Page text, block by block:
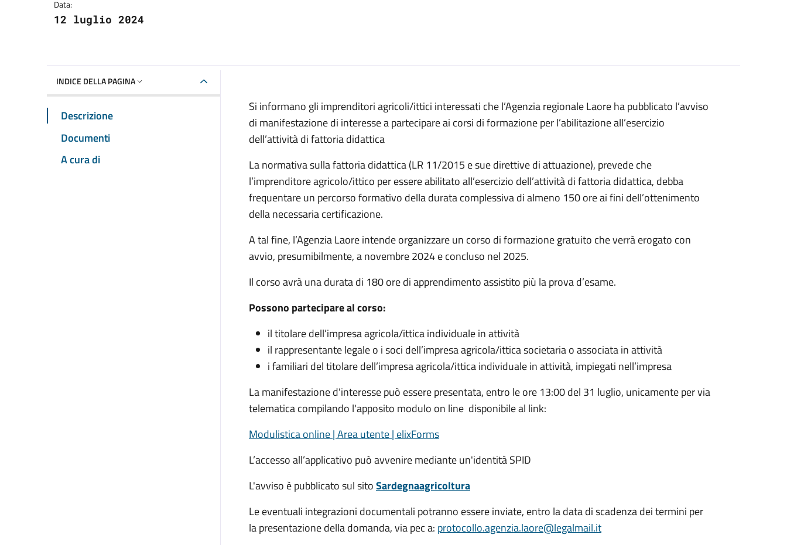
Data:
12 luglio 2024
INDICE DELLA PAGINA
Descrizione
Documenti
A cura di
Si informano gli imprenditori agricoli/ittici interessati che l’Agenzia regionale Laore ha pubblicato l’avviso
di manifestazione di interesse a partecipare ai corsi di formazione per l’abilitazione all’esercizio
dell’attività di fattoria didattica
La normativa sulla fattoria didattica (LR 11/2015 e sue direttive di attuazione), prevede che
l’imprenditore agricolo/ittico per essere abilitato all’esercizio dell’attività di fattoria didattica, debba
frequentare un percorso formativo della durata complessiva di almeno 150 ore ai fini dell’ottenimento
della necessaria certificazione.
A tal fine, l’Agenzia Laore intende organizzare un corso di formazione gratuito che verrà erogato con
avvio, presumibilmente, a novembre 2024 e concluso nel 2025.
Il corso avrà una durata di 180 ore di apprendimento assistito più la prova d’esame.
Possono partecipare al corso:
il titolare dell’impresa agricola/ittica individuale in attività
il rappresentante legale o i soci dell’impresa agricola/ittica societaria o associata in attività
i familiari del titolare dell’impresa agricola/ittica individuale in attività, impiegati nell’impresa
La manifestazione d'interesse può essere presentata, entro le ore 13:00 del 31 luglio, unicamente per via
telematica compilando l'apposito modulo on line disponibile al link:
Modulistica online | Area utente | elixForms
L’accesso all’applicativo può avvenire mediante un'identità SPID
L'avviso è pubblicato sul sitoSardegnaagricoltura
Le eventuali integrazioni documentali potranno essere inviate, entro la data di scadenza dei termini per
la presentazione della domanda, via pec a: protocollo.agenzia.laore@legalmail.it